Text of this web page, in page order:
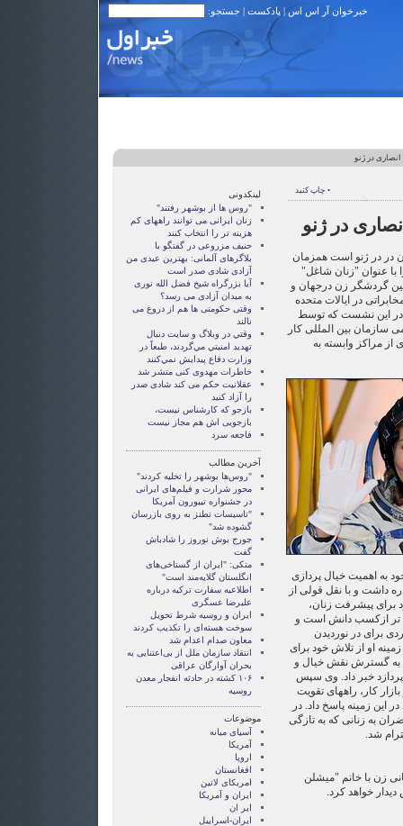
خبرخوان آر اس اس| پادکست | جستجو:
در ژنو
• چاپ کنید
در ژنو
در در ژنو است همزمان
با عنوان "زنان شاغل"
گردشگر زن درجهان و
در ایالات متحده
در این نشست که توسط
سازمان بین المللی کار
مراکز وابسته به
به اهمیت خیال پردازی
داشت و با نقل قولی از
برای پیشرفت زنان،
تر ازکسب دانش است و
برای در نوردیدن
او از تلاش خود برای
به گسترش نقش خیال و
خبر داد. وی سپس
کار، راههای تقویت
این زمینه پاسخ داد. در
به زنانی که به تازگی
شد.
زن با خانم "میشلن
خواهد کرد.
لینکدونی
"روس ها از بوشهر رفتند"
زنان ايرانی می توانند راههای کم
هزينه تر را انتخاب کنند
حنیف مزروعی در گفتگو با
بلاگرهای آلمانی: بهترین عیدی من
آزادی شادی صدر است
آيا بزرگراه شيخ فضل الله نوری
به ميدان آزادی می رسد؟
وقتی حکومتی ها هم از دروغ می
نالند
وقتي در وبلاگ و سايت دنبال
تهديد امنيتي مي‌گردند، طبعاً در
وزارت دفاع پيدايش نمي‌كنند
خاطرات مهدوی كنی متشر شد
عقلانيت حکم می کند شادی صدر
را آزاد کنيد
بازجو که کارشناس نیست،
بازجویی اش هم مجاز نیست
فاجعه سرد
آخرین مطالب
"روس‌ها بوشهر را تخلیه کردند"
محور شرارت و فیلم‌های ایرانی
در جشنواره تیبورون آمریکا
"تاسیسات نطنز به روی بازرسان
گشوده شد"
جورج بوش نوروز را شادباش
گفت
متکی: "ایران از گستاخی‌های
انگلستان گلایه‌مند است"
اطلاعیه سفارت ترکیه درباره
علیرضا عسگری
ایران و روسیه شرط تحویل
سوخت هسته‌ای را تکذیب کردند
معاون صدام اعدام شد
انتقاد سازمان ملل از بی‌اعتنایی به
بحران آوارگان عراقی
۱۰۶ کشته در حادثه انفجار معدن
روسیه
موضوعات
آسيای ميانه
آمریکا
اروپا
افغانستان
امریکای لاتین
ايران و آمريکا
ایر ان
ایران-اسراییل